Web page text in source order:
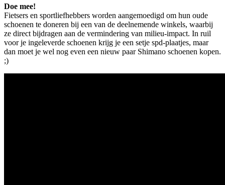
Doe mee!
Fietsers en sportliefhebbers worden aangemoedigd om hun oude
schoenen te doneren bij een van de deelnemende winkels, waarbij
ze direct bijdragen aan de vermindering van milieu-impact. In ruil
voor je ingeleverde schoenen krijg je een setje spd-plaatjes, maar
dan moet je wel nog even een nieuw paar Shimano schoenen kopen.
;)